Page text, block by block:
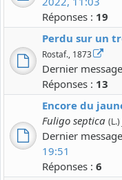
Réponses : 19
Perdu sur un
Rostaf., 1873
Dernier
Réponses : 13
Encore du
Fuligo septica (L.)
Dernier
19:51
Réponses : 6